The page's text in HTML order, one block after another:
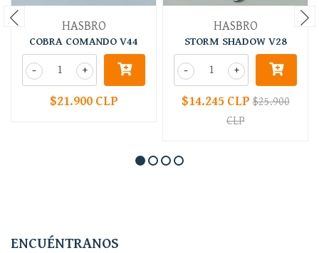
HASBRO
COBRA COMANDO V44
+
-
$21.900 CLP
HASBRO
STORM SHADOW V28
+
-
$14.245 CLP$25.900
CLP
ENCUÉNTRANOS